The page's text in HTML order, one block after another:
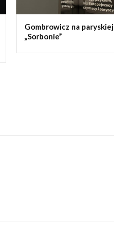
Gombrowicz na paryskiej
„Sorbonie”